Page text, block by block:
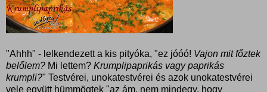
"Ahhh" - lelkendezett a kis pityóka, "ez jóóó! Vajon mit főztek
belőlem? Mi lettem? Krumplipaprikás vagy paprikás
krumpli?" Testvérei, unokatestvérei és azok unokatestvérei
vele együtt hümmögtek "az ám, nem mindegy, hogy